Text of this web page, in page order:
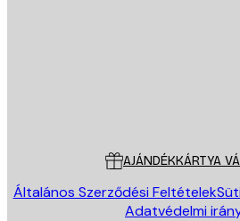
AJÁNDÉKKÁRTYA
Általános Szerződési Feltételek
Adatvédelmi